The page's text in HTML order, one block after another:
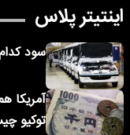
اینتیتر پلاس
سود
آمریکا
توکیو